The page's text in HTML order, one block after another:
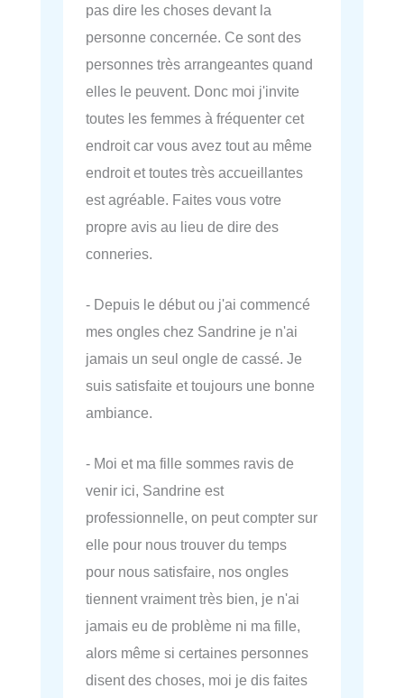
pas dire les choses devant la
personne concernée. Ce sont des
personnes très arrangeantes quand
elles le peuvent. Donc moi j'invite
toutes les femmes à fréquenter cet
endroit car vous avez tout au même
endroit et toutes très accueillantes
est agréable. Faites vous votre
propre avis au lieu de dire des
conneries.
- Depuis le début ou j'ai commencé
mes ongles chez Sandrine je n'ai
jamais un seul ongle de cassé. Je
suis satisfaite et toujours une bonne
ambiance.
- Moi et ma fille sommes ravis de
venir ici, Sandrine est
professionnelle, on peut compter sur
elle pour nous trouver du temps
pour nous satisfaire, nos ongles
tiennent vraiment très bien, je n'ai
jamais eu de problème ni ma fille,
alors même si certaines personnes
disent des choses, moi je dis faites